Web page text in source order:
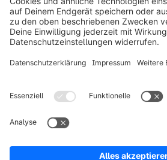
Produkt
Lösungen
Partner
Entwickler
Ressourcen